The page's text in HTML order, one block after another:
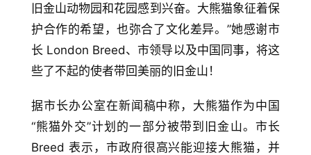
登录 注册
旧金山动物园和花园感到兴奋。大熊猫象征着保
护合作的希望，也弥合了文化差异。”她感谢市
长 London Breed、市领导以及中国同事，将这
些了不起的使者带回美丽的旧金山！
据市长办公室在新闻稿中称，大熊猫作为中国
“熊猫外交”计划的一部分被带到旧金山。市长
Breed 表示，市政府很高兴能迎接大熊猫，并